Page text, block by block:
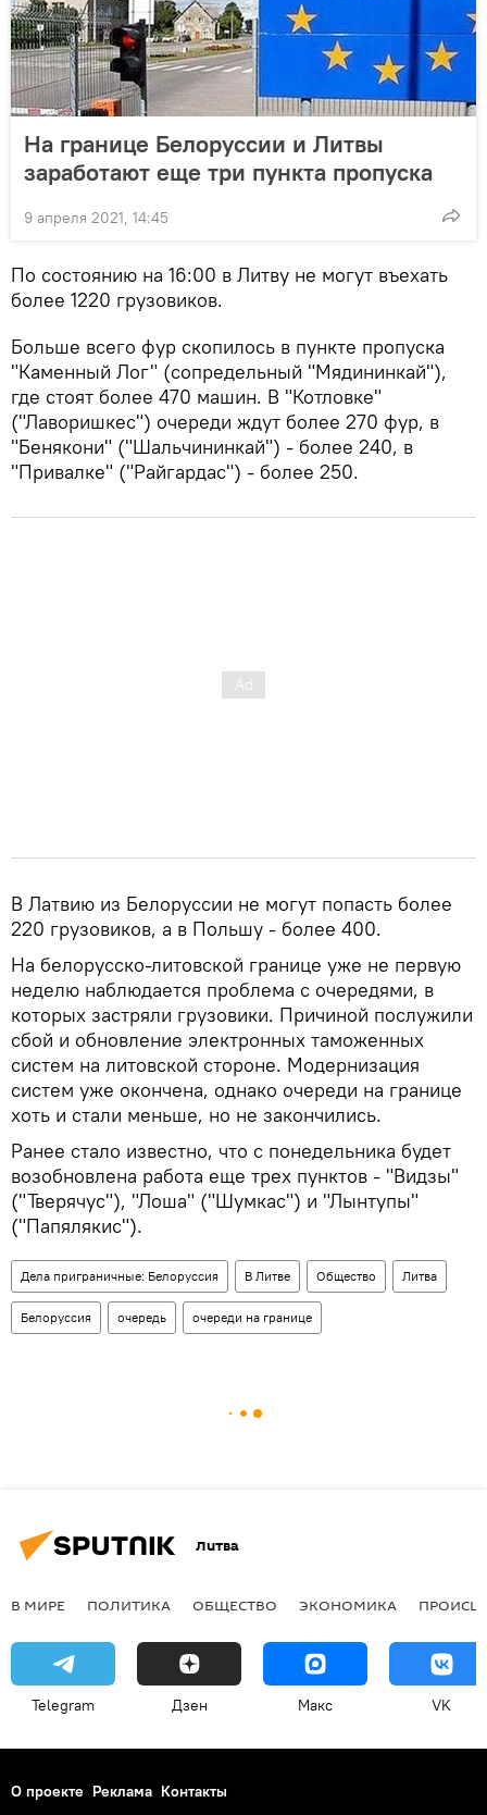
На границе Белоруссии и Литвы
заработают еще три пункта пропуска
9 апреля 2021, 14:45
По состоянию на 16:00 в Литву не могут въехать
более 1220 грузовиков.
Больше всего фур скопилось в пункте пропуска
"Каменный Лог" (сопредельный "Мядининкай"),
где стоят более 470 машин. В "Котловке"
("Лаворишкес") очереди ждут более 270 фур, в
"Бенякони" ("Шальчининкай") - более 240, в
"Привалке" ("Райгардас") - более 250.
В Латвию из Белоруссии не могут попасть более
220 грузовиков, а в Польшу - более 400.
На белорусско-литовской границе уже не первую
неделю наблюдается проблема с очередями, в
которых застряли грузовики. Причиной послужили
сбой и обновление электронных таможенных
систем на литовской стороне. Модернизация
систем уже окончена, однако очереди на границе
хоть и стали меньше, но не закончились.
Ранее стало известно, что с понедельника будет
возобновлена работа еще трех пунктов - "Видзы"
("Тверячус"), "Лоша" ("Шумкас") и "Лынтупы"
("Папялякис").
Дела приграничные: Белоруссия В Литве Общество Литва
Белоруссия очередь очереди на границе
Литва
В МИРЕ ПОЛИТИКА ОБЩЕСТВО ЭКОНОМИКА
Telegram Дзен Макс VK
О проекте Реклама Контакты